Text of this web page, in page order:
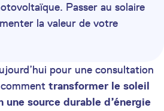
Passer au solaire
la valeur de votre
pour une consultation
transformer le soleil
source durable d’énergie